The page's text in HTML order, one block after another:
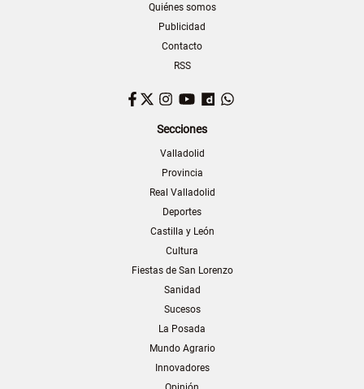
Quiénes somos
Publicidad
Contacto
RSS
Facebook
TwitterInstagram
YouTubeDailymotion
Secciones
Valladolid
Provincia
Real Valladolid
Deportes
Castilla y León
Cultura
Fiestas de San Lorenzo
Sanidad
Sucesos
La Posada
Mundo Agrario
Innovadores